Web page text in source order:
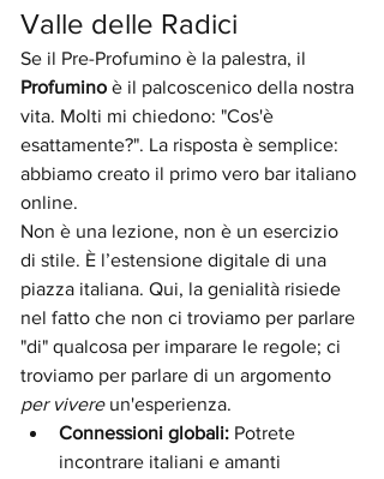
Valle delle Radici
Se il Pre-Profumino è la palestra, il
Profumino è il palcoscenico della nostra
vita. Molti mi chiedono: "Cos'è
esattamente?". La risposta è semplice:
abbiamo creato il primo vero bar italiano
online.
Non è una lezione, non è un esercizio
di stile. È l’estensione digitale di una
piazza italiana. Qui, la genialità risiede
nel fatto che non ci troviamo per parlare
"di" qualcosa per imparare le regole; ci
troviamo per parlare di un argomento
per vivere un'esperienza.
Connessioni globali: Potrete
incontrare italiani e amanti